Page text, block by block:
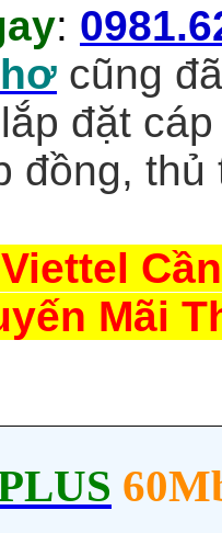
:
cũng
đặt
đồng,
Mãi